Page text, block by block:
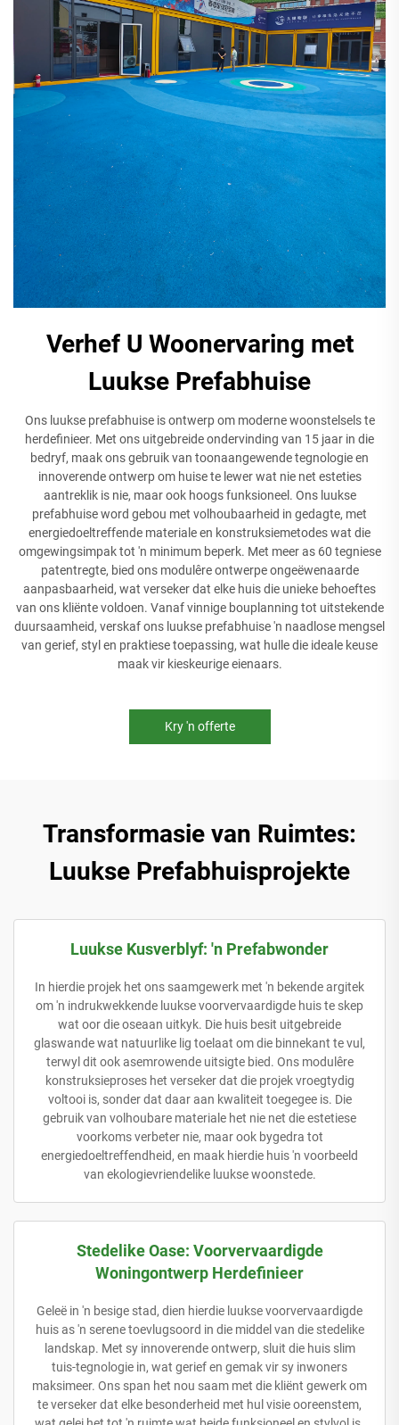
Verhef U Woonervaring met
Luukse Prefabhuise
Ons luukse prefabhuise is ontwerp om moderne woonstelsels te
herdefinieer. Met ons uitgebreide ondervinding van 15 jaar in die
bedryf, maak ons gebruik van toonaangewende tegnologie en
innoverende ontwerp om huise te lewer wat nie net esteties
aantreklik is nie, maar ook hoogs funksioneel. Ons luukse
prefabhuise word gebou met volhoubaarheid in gedagte, met
energiedoeltreffende materiale en konstruksiemetodes wat die
omgewingsimpak tot 'n minimum beperk. Met meer as 60 tegniese
patentregte, bied ons modulêre ontwerpe ongeëwenaarde
aanpasbaarheid, wat verseker dat elke huis die unieke behoeftes
van ons kliënte voldoen. Vanaf vinnige bouplanning tot uitstekende
duursaamheid, verskaf ons luukse prefabhuise 'n naadlose mengsel
van gerief, styl en praktiese toepassing, wat hulle die ideale keuse
maak vir kieskeurige eienaars.
Kry 'n offerte
Transformasie van Ruimtes:
Luukse Prefabhuisprojekte
Luukse Kusverblyf: 'n Prefabwonder
In hierdie projek het ons saamgewerk met 'n bekende argitek
om 'n indrukwekkende luukse voorvervaardigde huis te skep
wat oor die oseaan uitkyk. Die huis besit uitgebreide
glaswande wat natuurlike lig toelaat om die binnekant te vul,
terwyl dit ook asemrowende uitsigte bied. Ons modulêre
konstruksieproses het verseker dat die projek vroegtydig
voltooi is, sonder dat daar aan kwaliteit toegegee is. Die
gebruik van volhoubare materiale het nie net die estetiese
voorkoms verbeter nie, maar ook bygedra tot
energiedoeltreffendheid, en maak hierdie huis 'n voorbeeld
van ekologievriendelike luukse woonstede.
Stedelike Oase: Voorvervaardigde
Woningontwerp Herdefinieer
Geleë in 'n besige stad, dien hierdie luukse voorvervaardigde
huis as 'n serene toevlugsoord in die middel van die stedelike
landskap. Met sy innoverende ontwerp, sluit die huis slim
tuis-tegnologie in, wat gerief en gemak vir sy inwoners
maksimeer. Ons span het nou saam met die kliënt gewerk om
te verseker dat elke besonderheid met hul visie ooreenstem,